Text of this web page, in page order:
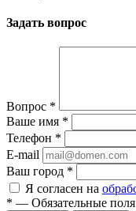
Задать вопрос
Вопрос *
Ваше имя *
Телефон *
E-mail
Ваш город *
Я согласен на
* — Обязательные поля